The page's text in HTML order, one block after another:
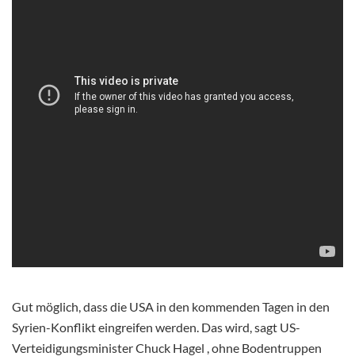
Gut möglich, dass die USA in den kommenden Tagen in den
Syrien-Konflikt eingreifen werden. Das wird, sagt US-
Verteidigungsminister Chuck Hagel , ohne Bodentruppen